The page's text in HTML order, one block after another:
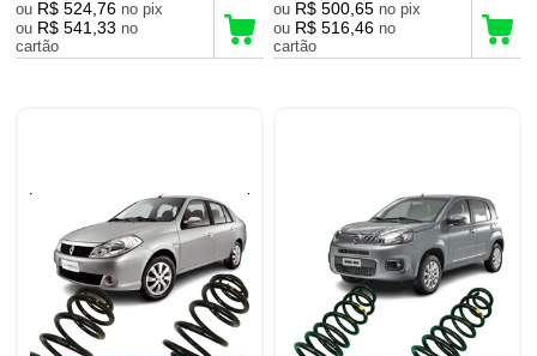
ou R$ 524,76
no pix
ou R$ 541,33 no
cartão
ou R$ 500,65
no pix
ou R$ 516,46 no
cartão